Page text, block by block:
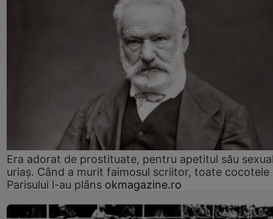
Era adorat de prostituate, pentru apetitul său
uriaș. Când a murit faimosul scriitor, toate cocotele
Parisului l-au plâns okmagazine.ro